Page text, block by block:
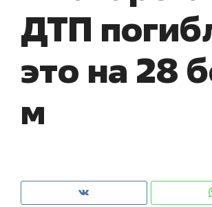
ДТП
это на 28
м
полгода»
Как бизнесу выйти
рынки, почему надо
чем интересен